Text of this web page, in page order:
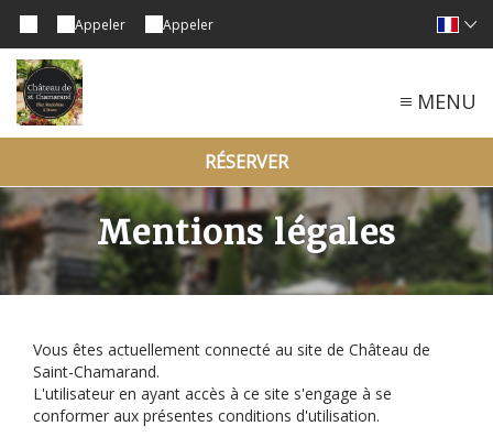
Appeler Appeler
MENU
RÉSERVER
Mentions légales
Vous êtes actuellement connecté au site de Château de
Saint-Chamarand.
L'utilisateur en ayant accès à ce site s'engage à se
conformer aux présentes conditions d'utilisation.